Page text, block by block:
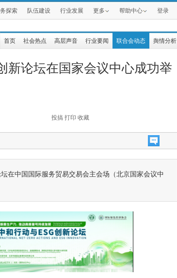
探索 队伍建设 行业发展 更多 帮助中心 登录
首页 社会热点 高层声音 行业要闻 联合会动态 舆情分析
新论坛在国家会议中心成功举
投搞 打印 收藏
在中国国际服务贸易交易会主会场（北京国家会议中